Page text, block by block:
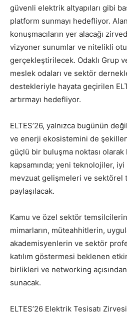
güvenli elektrik altyapıları gibi
platform sunmayı hedefliyor.
konuşmacıların yer alacağı
vizyoner sunumlar ve nitelikli
gerçekleştirilecek. Odaklı Grup
meslek odaları ve sektör
destekleriyle hayata geçirilen
artırmayı hedefliyor.
ELTES’26, yalnızca bugünün
ve enerji ekosistemini de
güçlü bir buluşma noktası olarak
kapsamında; yeni teknolojiler,
mevzuat gelişmeleri ve sektörel
paylaşılacak.
Kamu ve özel sektör
mimarların, müteahhitlerin,
akademisyenlerin ve sektör
katılım göstermesi beklenen
birlikleri ve networking
sunacak.
ELTES’26 Elektrik Tesisatı